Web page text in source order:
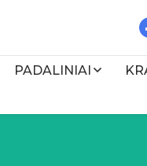
PADALINIAI